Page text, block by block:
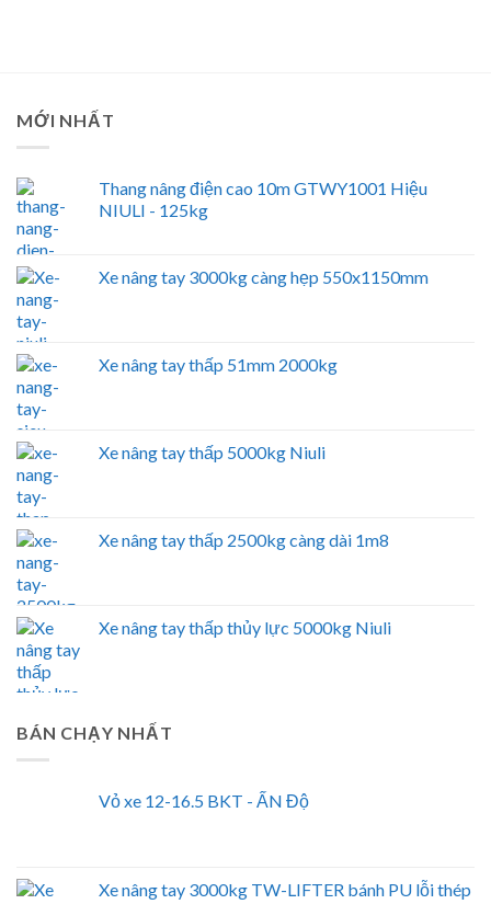
MỚI NHẤT
Thang nâng điện cao 10m GTWY1001 Hiệu
NIULI - 125kg
Xe nâng tay 3000kg càng hẹp 550x1150mm
Xe nâng tay thấp 51mm 2000kg
Xe nâng tay thấp 5000kg Niuli
Xe nâng tay thấp 2500kg càng dài 1m8
Xe nâng tay thấp thủy lực 5000kg Niuli
BÁN CHẠY NHẤT
Vỏ xe 12-16.5 BKT - ẤN Độ
Xe nâng tay 3000kg TW-LIFTER bánh PU lỗi thép